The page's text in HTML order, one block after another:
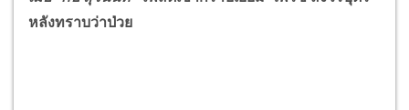
หลังทราบว่าป่วย